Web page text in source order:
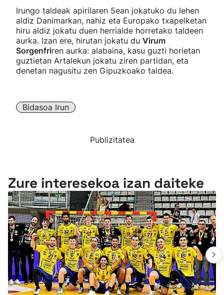
Irungo taldeak apirilaren 5ean jokatuko du lehen
aldiz Danimarkan, nahiz eta Europako txapelketan
hiru aldiz jokatu duen herrialde horretako taldeen
aurka. Izan ere, hirutan jokatu du Virum
Sorgenfriren aurka: alabaina, kasu guzti horietan
guztietan Artalekun jokatu ziren partidan, eta
denetan nagusitu zen Gipuzkoako taldea.
Bidasoa Irun
Publizitatea
Zure interesekoa izan daiteke